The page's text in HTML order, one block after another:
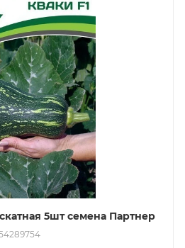
5шт семена Партнер